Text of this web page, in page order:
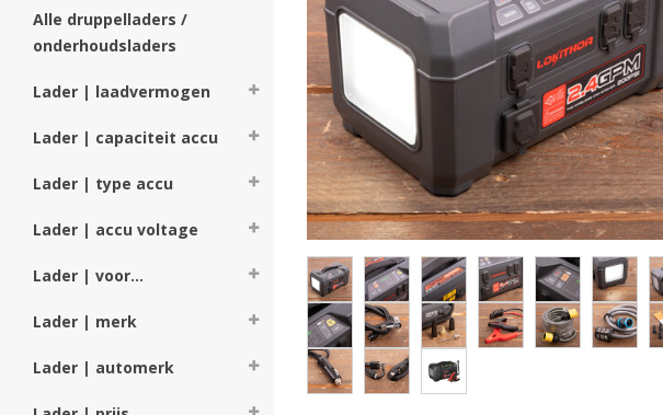
Alle druppelladers /
onderhoudsladers
Lader | laadvermogen
Lader | capaciteit accu
Lader | type accu
Lader | accu voltage
Lader | voor...
Lader | merk
Lader | automerk